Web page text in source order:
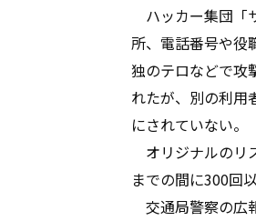
ハッカー集団「
所、電話番号や役
独のテロなどで攻
れたが、別の利用
にされていない。
オリジナルのリ
までの間に300回
交通局警察の広